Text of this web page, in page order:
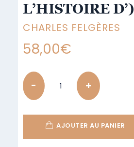
L’HISTOIRE D’)
CHARLES FELGÈRES
58,00€
Quantity
AJOUTER AU PANIER